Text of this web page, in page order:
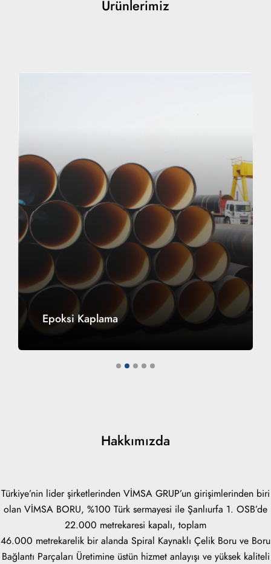
Ürünlerimiz
Epoksi Kaplama
1 2 3 4 5
Hakkımızda
Türkiye’nin lider şirketlerinden VİMSA GRUP’un girişimlerinden biri
olan VİMSA BORU, %100 Türk sermayesi ile Şanlıurfa 1. OSB’de
22.000 metrekaresi kapalı, toplam
46.000 metrekarelik bir alanda Spiral Kaynaklı Çelik Boru ve Boru
Bağlantı Parçaları Üretimine üstün hizmet anlayışı ve yüksek kaliteli